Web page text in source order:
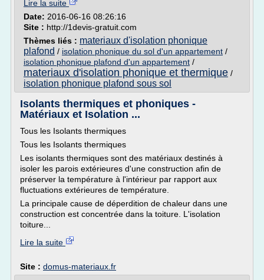
Lire la suite
Date: 2016-06-16 08:26:16
Site : http://1devis-gratuit.com
Thèmes liés : materiaux d'isolation phonique
plafond / isolation phonique du sol d'un appartement /
isolation phonique plafond d'un appartement /
materiaux d'isolation phonique et thermique /
isolation phonique plafond sous sol
Isolants thermiques et phoniques -
Matériaux et Isolation ...
Tous les Isolants thermiques
Tous les Isolants thermiques
Les isolants thermiques sont des matériaux destinés à
isoler les parois extérieures d'une construction afin de
préserver la température à l'intérieur par rapport aux
fluctuations extérieures de température.
La principale cause de déperdition de chaleur dans une
construction est concentrée dans la toiture. L'isolation
toiture...
Lire la suite
Site : domus-materiaux.fr